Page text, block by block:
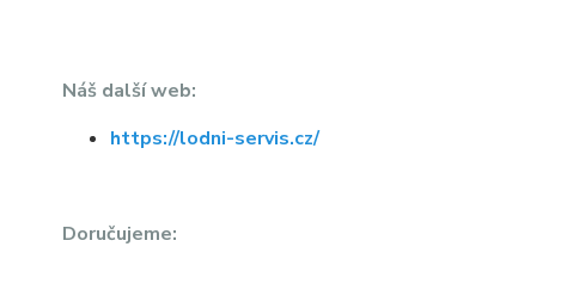
Náš další web:
https://lodni-servis.cz/
Doručujeme: